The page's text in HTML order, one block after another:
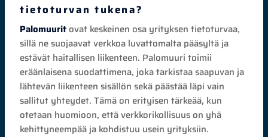
tietoturvan tukena?
Palomuurit ovat keskeinen osa yrityksen tietoturvaa,
sillä ne suojaavat verkkoa luvattomalta pääsyltä ja
estävät haitallisen liikenteen. Palomuuri toimii
eräänlaisena suodattimena, joka tarkistaa saapuvan ja
lähtevän liikenteen sisällön sekä päästää läpi vain
sallitut yhteydet. Tämä on erityisen tärkeää, kun
otetaan huomioon, että verkkorikollisuus on yhä
kehittyneempää ja kohdistuu usein yrityksiin.